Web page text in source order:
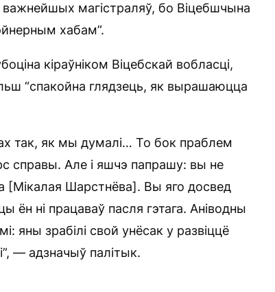
важнейшых магістраляў, бо Віцебшчына
хабам”.
кіраўніком Віцебскай вобласці,
“спакойна глядзець, як вырашаюцца
так, як мы думалі… То бок праблем
справы. Але і яшчэ папрашу: вы не
[Мікалая Шарстнёва]. Вы яго досвед
ён ні працаваў пасля гэтага. Аніводны
яны зрабілі свой унёсак у развіццё
— адзначыў палітык.